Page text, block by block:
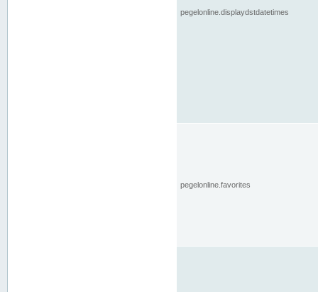
pegelonline.displaydstdatetimes
pegelonline.favorites